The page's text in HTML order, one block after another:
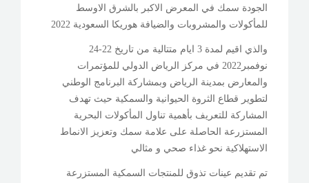
الجودة سمك في المعرض الاكبر بالشرق الاوسط
للمأكولات والمشروبات والضيافة هوريكا السعودية 2022
والذي اقيم لمدة 3 ايام متتالية من تاريخ 22-24
نوفمبر2022 في مركز الرياض الدولي للمؤتمرات
والمعارض بمدينة الرياض وبمشاركة البرنامج الوطني
لتطوير قطاع الثروة الحيوانية والسمكية حيث تهدف
المشاركة للتعريف بأهمية تناول المأكولات البحرية
المستزرعة الحاصلة على علامة سمك وتعزيز الانماط
الاستهلاكية نحو غذاء صحي و مثالي
تم تقديم عينات تذوق للمنتجات السمكية المستزرعة